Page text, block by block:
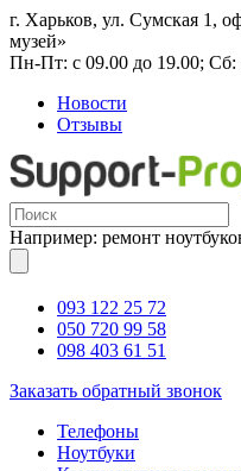
г. Харьков, ул. Сумская 1,
музей»
Пн-Пт: с 09.00 до 19.00;
Новости
Отзывы
Например: ремонт
093 122 25 72
050 720 99 58
098 403 61 51
Заказать обратный звонок
Телефоны
Ноутбуки